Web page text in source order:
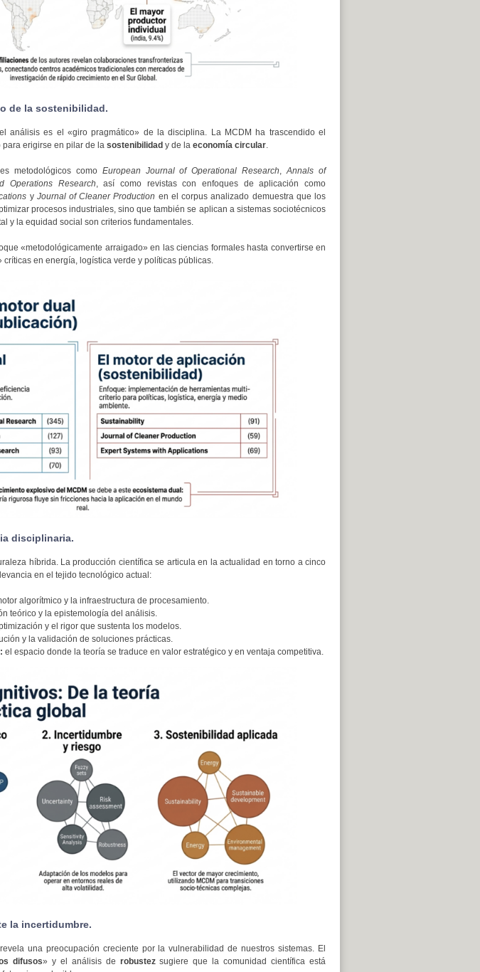
de la sostenibilidad.
análisis es el «giro pragmático» de la disciplina. La MCDM ha trascendido el
erigirse en pilar de la sostenibilidad y de la economía circular.
metodológicos como European Journal of Operational Research,Annals of
Operations Research, así como revistas con enfoques de aplicación como
y Journal of Cleaner Production en el corpus analizado demuestra que los
procesos industriales, sino que también se aplican a sistemas sociotécnicos
y la equidad social son criterios fundamentales.
«metodológicamente arraigado» en las ciencias formales hasta convertirse en
en energía, logística verde y políticas públicas.
disciplinaria.
híbrida. La producción científica se articula en la actualidad en torno a cinco
en el tejido tecnológico actual:
algorítmico y la infraestructura de procesamiento.
teórico y la epistemología del análisis.
y el rigor que sustenta los modelos.
y la validación de soluciones prácticas.
el espacio donde la teoría se traduce en valor estratégico y en ventaja competitiva.
la incertidumbre.
una preocupación creciente por la vulnerabilidad de nuestros sistemas. El
difusos» y el análisis de robustezsugiere que la comunidad científica está